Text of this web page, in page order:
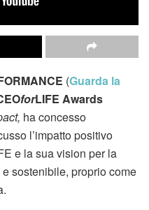
(Guarda la
forLIFE Awards
ha concesso
l’impatto positivo
e la sua vision per la
sostenibile, proprio come